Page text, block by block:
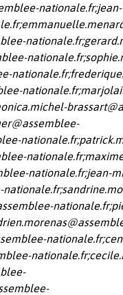
nationale.fr;jean-
;
nationale.fr;
nationale.fr;
nationale.fr;
nationale.fr;
nationale.fr;
nationale.fr;
nationale.fr;jean-
nationale.fr;
nationale.fr;
nationale.fr;
nationale.fr;